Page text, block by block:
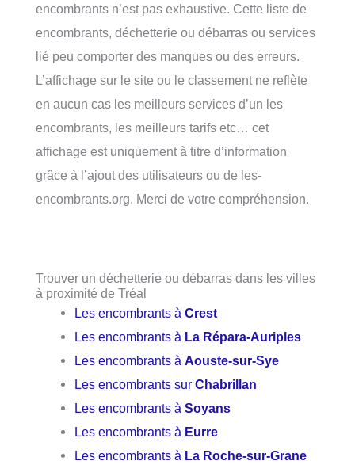
encombrants n’est pas exhaustive. Cette liste de
encombrants, déchetterie ou débarras ou services
lié peu comporter des manques ou des erreurs.
L’affichage sur le site ou le classement ne reflète
en aucun cas les meilleurs services d’un les
encombrants, les meilleurs tarifs etc… cet
affichage est uniquement à titre d’information
grâce à l’ajout des utilisateurs ou de les-
encombrants.org. Merci de votre compréhension.
Trouver un déchetterie ou débarras dans les villes
à proximité de Tréal
Les encombrants àCrest
Les encombrants à La Répara-Auriples
Les encombrants àAouste-sur-Sye
Les encombrants surChabrillan
Les encombrants àSoyans
Les encombrants à Eurre
Les encombrants à La Roche-sur-Grane